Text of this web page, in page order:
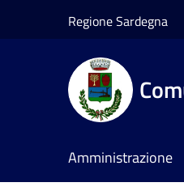
Regione Sardegna
Amministrazione